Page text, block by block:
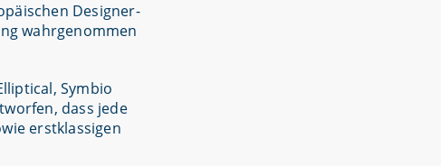
Designer-
wahrgenommen
Symbio
dass jede
erstklassigen